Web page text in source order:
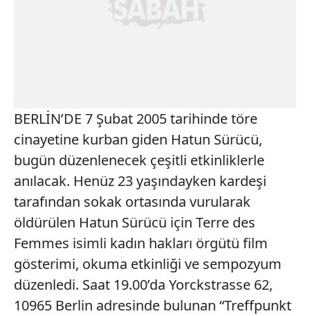
BERLİN’DE 7 Şubat 2005 tarihinde töre
cinayetine kurban giden Hatun Sürücü,
bugün düzenlenecek çeşitli etkinliklerle
anılacak. Henüz 23 yaşındayken kardeşi
tarafından sokak ortasında vurularak
öldürülen Hatun Sürücü için Terre des
Femmes isimli kadın hakları örgütü film
gösterimi, okuma etkinliği ve sempozyum
düzenledi. Saat 19.00’da Yorckstrasse 62,
10965 Berlin adresinde bulunan “Treffpunkt